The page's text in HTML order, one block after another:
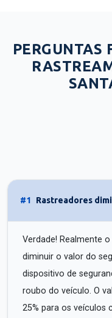
PERGUNTAS
#1 Rastreadores
Verdade! Realmente
diminuir o valor do
dispositivo de
roubo do veículo. O
25% para os veículos